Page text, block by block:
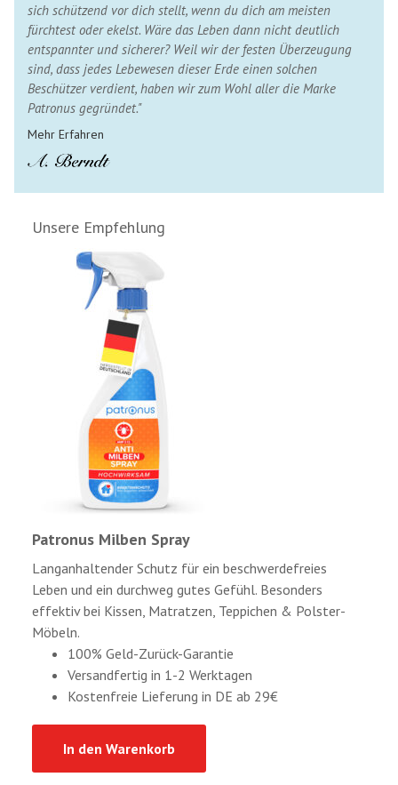
sich schützend vor dich stellt, wenn du dich am meisten
fürchtest oder ekelst. Wäre das Leben dann nicht deutlich
entspannter und sicherer? Weil wir der festen Überzeugung
sind, dass jedes Lebewesen dieser Erde einen solchen
Beschützer verdient, haben wir zum Wohl aller die Marke
Patronus gegründet."
Mehr Erfahren
Unsere Empfehlung
Patronus Milben Spray
Langanhaltender Schutz für ein beschwerdefreies
Leben und ein durchweg gutes Gefühl. Besonders
effektiv bei Kissen, Matratzen, Teppichen & Polster-
Möbeln.
100% Geld-Zurück-Garantie
Versandfertig in 1-2 Werktagen
Kostenfreie Lieferung in DE ab 29€
In den Warenkorb